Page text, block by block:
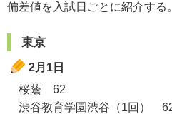
偏差値を入試日ごとに紹介する。
東京
2月1日
桜蔭 62
渋谷教育学園渋谷（1回）